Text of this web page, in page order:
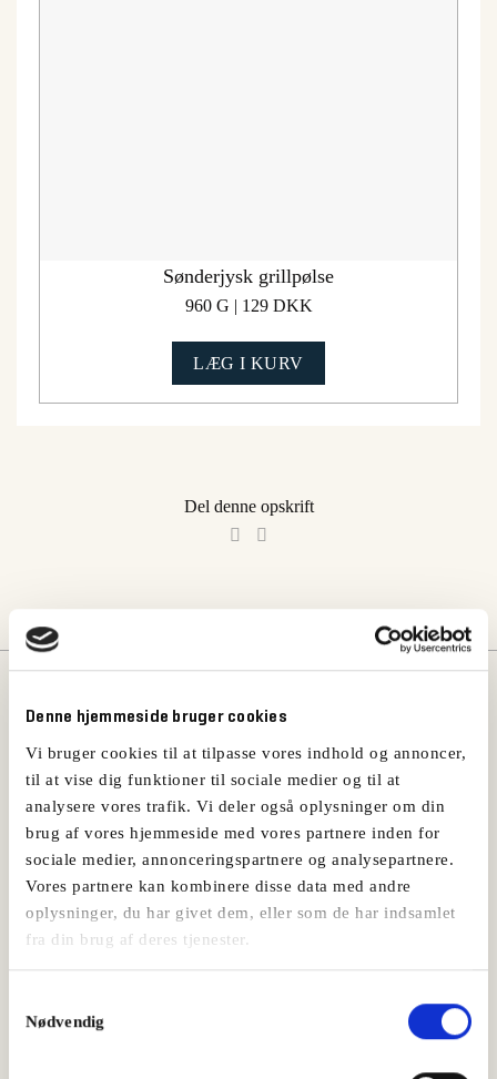
Denne hjemmeside bruger cookies
Vi bruger cookies til at tilpasse vores indhold og annoncer,
til at vise dig funktioner til sociale medier og til at
analysere vores trafik. Vi deler også oplysninger om din
brug af vores hjemmeside med vores partnere inden for
sociale medier, annonceringspartnere og analysepartnere.
Vores partnere kan kombinere disse data med andre
oplysninger, du har givet dem, eller som de har indsamlet
fra din brug af deres tjenester.
Nødvendig
Sønderjysk grillpølse
960 G | 129 DKK
LÆG I KURV
Del denne opskrift
Måske vil du også kunne lide: